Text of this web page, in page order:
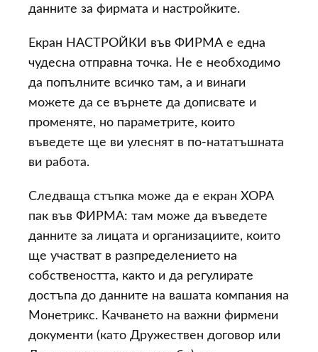
данните за фирмата и настройките.
Екран НАСТРОЙКИ във ФИРМА е една
чудесна отправна точка. Не е необходимо
да попълните всичко там, а и винаги
можете да се върнете да дописвате и
променяте, но параметрите, които
въведете ще ви улеснят в по-нататъшната
ви работа.
Следваща стъпка може да е екран ХОРА
пак във ФИРМА: там може да въведете
данните за лицата и организациите, които
ще участват в разпределението на
собствеността, както и да регулирате
достъпа до данните на вашата компания на
Монетрикс. Качването на важни фирмени
документи (като Дружествен договор или